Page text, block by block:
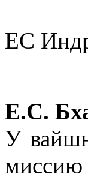
ЕС
Е.С.
У
миссию